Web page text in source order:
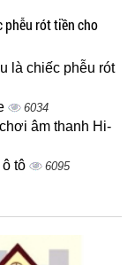
phễu rót tiền cho
là chiếc phễu rót
6034
âm thanh Hi-
tô 6095